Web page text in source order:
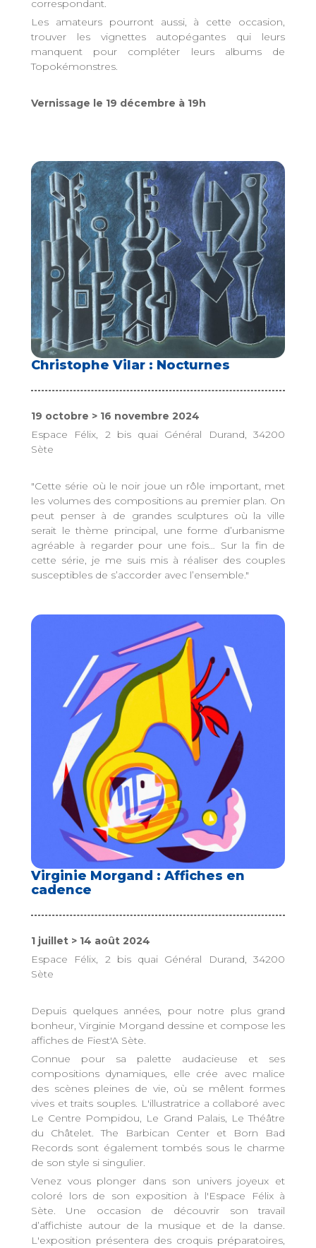
correspondant.
Les amateurs pourront aussi, à cette occasion,
trouver les vignettes autopégantes qui leurs
manquent pour compléter leurs albums de
Topokémonstres.
Vernissage le 19 décembre à 19h
Christophe Vilar : Nocturnes
19 octobre > 16 novembre 2024
Espace Félix, 2 bis quai Général Durand, 34200
Sète
"Cette série où le noir joue un rôle important, met
les volumes des compositions au premier plan. On
peut penser à de grandes sculptures où la ville
serait le thème principal, une forme d’urbanisme
agréable à regarder pour une fois… Sur la fin de
cette série, je me suis mis à réaliser des couples
susceptibles de s’accorder avec l’ensemble."
Virginie Morgand : Affiches en
cadence
1 juillet > 14 août 2024
Espace Félix, 2 bis quai Général Durand, 34200
Sète
Depuis quelques années, pour notre plus grand
bonheur, Virginie Morgand dessine et compose les
affiches de Fiest'A Sète.
Connue pour sa palette audacieuse et ses
compositions dynamiques, elle crée avec malice
des scènes pleines de vie, où se mêlent formes
vives et traits souples. L'illustratrice a collaboré avec
Le Centre Pompidou, Le Grand Palais, Le Théâtre
du Châtelet. The Barbican Center et Born Bad
Records sont également tombés sous le charme
de son style si singulier.
Venez vous plonger dans son univers joyeux et
coloré lors de son exposition à l'Espace Félix à
Sète. Une occasion de découvrir son travail
d’affichiste autour de la musique et de la danse.
L'exposition présentera des croquis préparatoires,